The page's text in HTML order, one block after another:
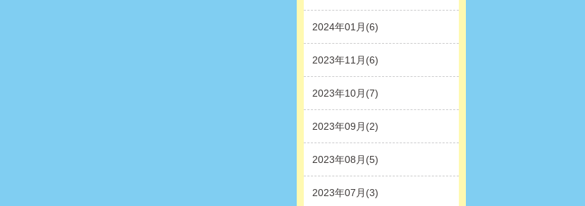
2024年01月(6)
2023年11月(6)
2023年10月(7)
2023年09月(2)
2023年08月(5)
2023年07月(3)